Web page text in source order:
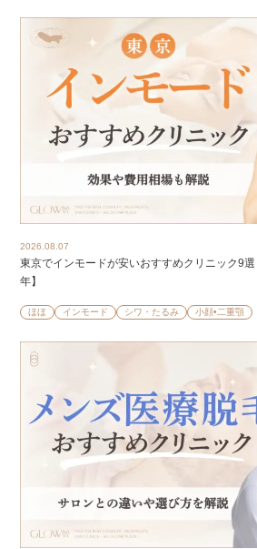
2026.08.07
東京でインモードが安いおすすめクリニック9
年】
ほほ インモード シワ・たるみ 小顔•二重顎